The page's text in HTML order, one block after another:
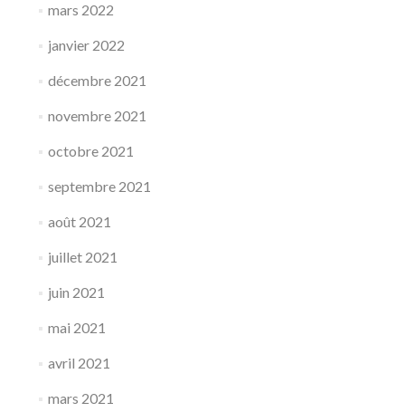
mars 2022
janvier 2022
décembre 2021
novembre 2021
octobre 2021
septembre 2021
août 2021
juillet 2021
juin 2021
mai 2021
avril 2021
mars 2021